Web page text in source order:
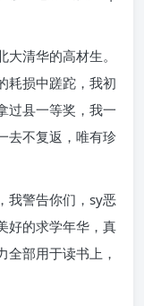
清华的高材生。
耗损中蹉跎，我初
过县一等奖，我一
去不复返，唯有珍
我警告你们，sy恶
好的求学年华，真
全部用于读书上，